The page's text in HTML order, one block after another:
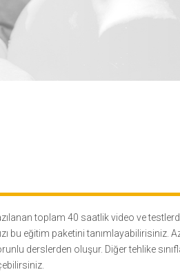
toplam 40 saatlik video ve
bu eğitim paketini tanımlayabilirisiniz.
derslerden oluşur. Diğer tehlike